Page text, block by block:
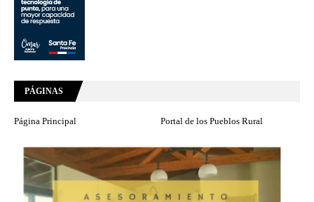
PÁGINAS
Página Principal Portal de los Pueblos Rural